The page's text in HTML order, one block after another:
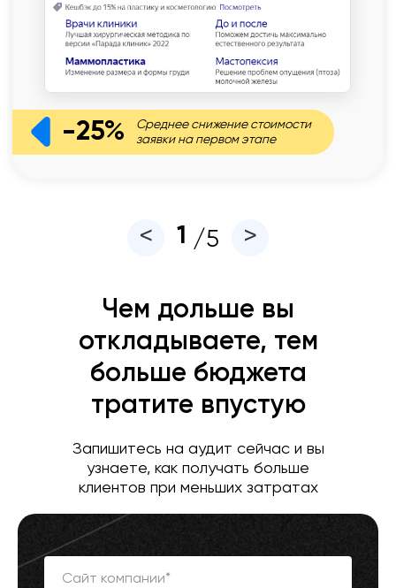
Запишитесь на аудит сейчас и вы
узнаете, как получать больше
клиентов при меньших затратах
Чем дольше вы
откладываете, тем
больше бюджета
тратите впустую
Сайт компании*